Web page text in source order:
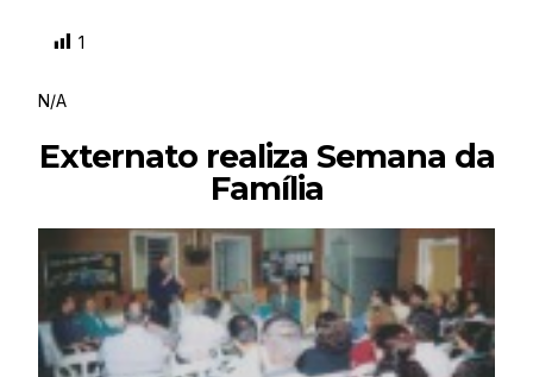
1
N/A
Externato realiza Semana da
Família